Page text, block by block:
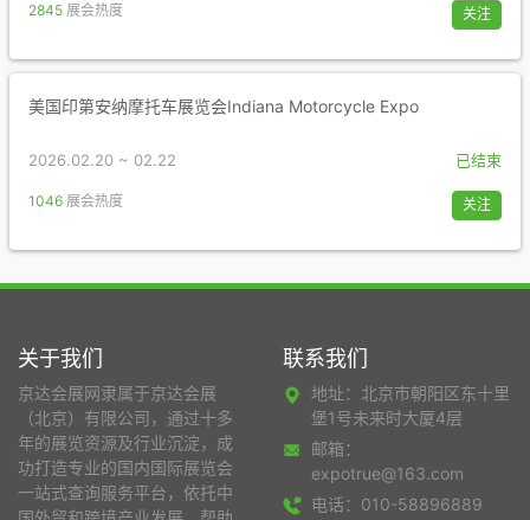
2845 展会热度 关注
美国印第安纳摩托车展览会Indiana Motorcycle Expo
2026.02.20 ~ 02.22 已结束
1046 展会热度 关注
关于我们
京达会展网隶属于京达会展
（北京）有限公司，通过十多
年的展览资源及行业沉淀，成
功打造专业的国内国际展览会
一站式查询服务平台，依托中
联系我们
地址：北京市朝阳区东十里
堡1号未来时大厦4层
邮箱：
expotrue@163.com
电话：010-58896889